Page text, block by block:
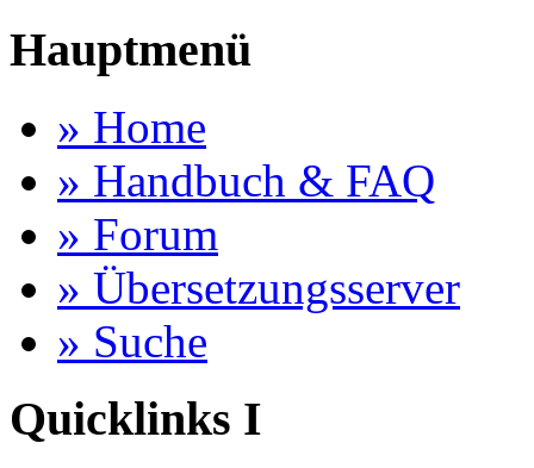
Hauptmenü
» Home
» Handbuch & FAQ
» Forum
» Übersetzungsserver
» Suche
Quicklinks I